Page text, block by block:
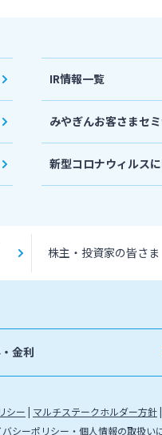
IR情報一覧
みやぎんお客さまセ
新型コロナウィルス
株主・投資家の皆さま
金利
シー マルチステークホルダー方針
バシーポリシー・個人情報の取扱い